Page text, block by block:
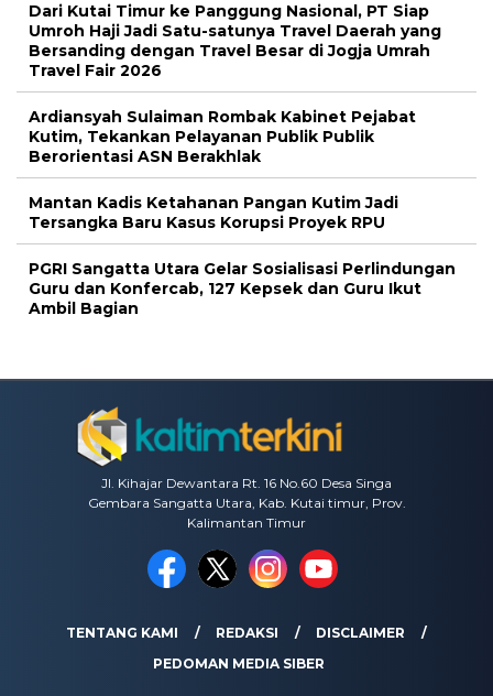
Dari Kutai Timur ke Panggung Nasional, PT Siap
Umroh Haji Jadi Satu-satunya Travel Daerah yang
Bersanding dengan Travel Besar di Jogja Umrah
Travel Fair 2026
Ardiansyah Sulaiman Rombak Kabinet Pejabat
Kutim, Tekankan Pelayanan Publik Publik
Berorientasi ASN Berakhlak
Mantan Kadis Ketahanan Pangan Kutim Jadi
Tersangka Baru Kasus Korupsi Proyek RPU
PGRI Sangatta Utara Gelar Sosialisasi Perlindungan
Guru dan Konfercab, 127 Kepsek dan Guru Ikut
Ambil Bagian
Jl. Kihajar Dewantara Rt. 16 No.60 Desa Singa
Gembara Sangatta Utara, Kab. Kutai timur, Prov.
Kalimantan Timur
TENTANG KAMI REDAKSI
DISCLAIMER
PEDOMAN MEDIA SIBER